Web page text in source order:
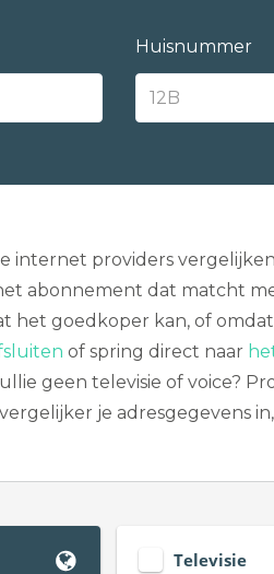
Huisnummer
internet providers
abonnement dat matcht
het goedkoper kan, of
of spring direct naar
geen televisie of voice?
je adresgegevens
Televisie